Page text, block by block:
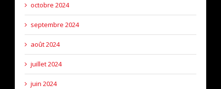
octobre 2024
septembre 2024
août 2024
juillet 2024
juin 2024